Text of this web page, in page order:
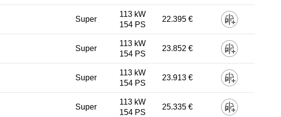
Super
113 kW
154 PS
22.395 €
Super
113 kW
154 PS
23.852 €
Super
113 kW
154 PS
23.913 €
Super
113 kW
154 PS
25.335 €